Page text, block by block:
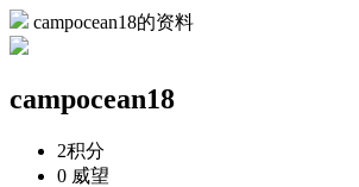
campocean18的资料
campocean18
2积分
0 威望